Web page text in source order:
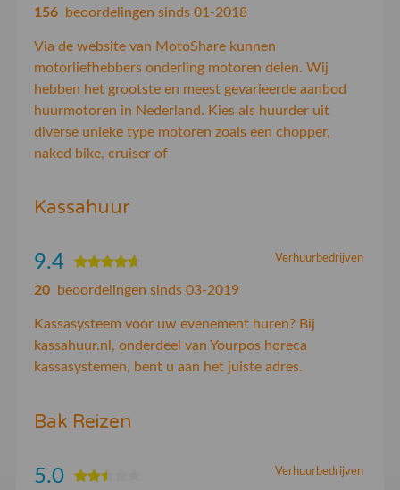
156beoordelingen sinds 01-2018
Via de website van MotoShare kunnen
motorliefhebbers onderling motoren delen. Wij
hebben het grootste en meest gevarieerde aanbod
huurmotoren in Nederland. Kies als huurder uit
diverse unieke type motoren zoals een chopper,
naked bike, cruiser of
Kassahuur
Verhuurbedrijven
9.4
20beoordelingen sinds 03-2019
Kassasysteem voor uw evenement huren? Bij
kassahuur.nl, onderdeel van Yourpos horeca
kassasystemen, bent u aan het juiste adres.
Bak Reizen
Verhuurbedrijven
5.0